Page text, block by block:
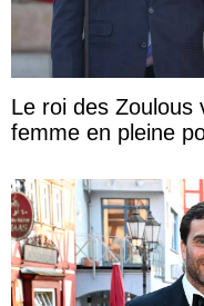
Le roi des Zoulous
femme en pleine